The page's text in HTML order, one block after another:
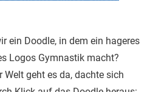
ein Doodle, in dem ein hageres
Logos Gymnastik macht?
geht es da, dachte sich